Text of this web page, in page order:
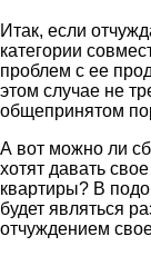
Итак, если
категории
проблем с ее
этом случае не
общепринятом
А вот можно ли
хотят давать
квартиры? В
будет являться
отчуждением